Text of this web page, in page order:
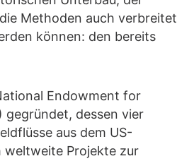
Methoden auch verbreitet
können: den bereits
Endowment for
gegründet, dessen vier
aus dem US-
weltweite Projekte zur